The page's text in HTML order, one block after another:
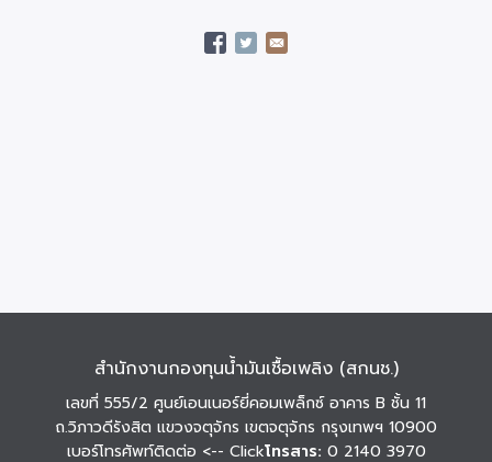
สำนักงานกองทุนน้ำมันเชื้อเพลิง (สกนช.)
เลขที่ 555/2 ศูนย์เอนเนอร์ยี่คอมเพล็กซ์ อาคาร B ชั้น 11
ถ.วิภาวดีรังสิต แขวงจตุจักร เขตจตุจักร กรุงเทพฯ 10900
เบอร์โทรศัพท์ติดต่อ <-- Clickโทรสาร: 0 2140 3970